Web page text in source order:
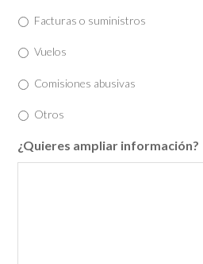
Facturas o suministros
Vuelos
Comisiones abusivas
Otros
¿Quieres ampliar información?